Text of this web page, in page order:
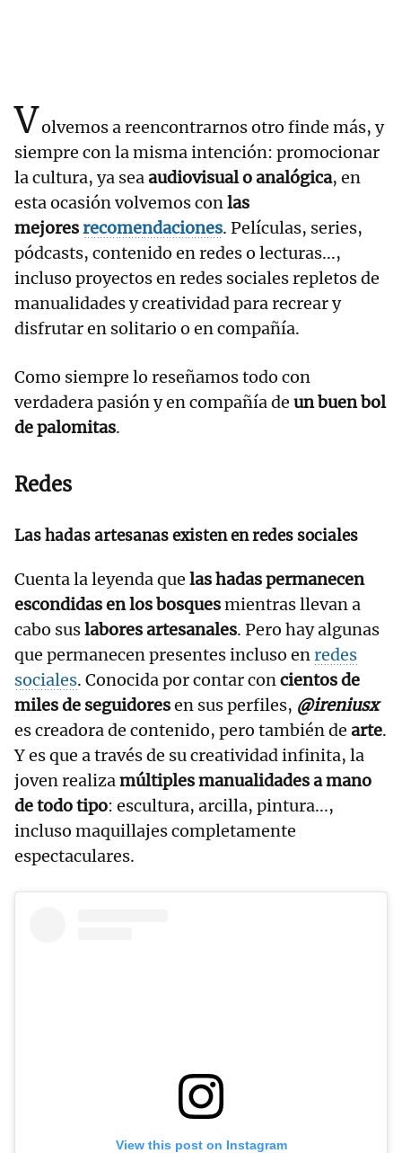
Volvemos a reencontrarnos otro finde más, y
siempre con la misma intención: promocionar
la cultura, ya seaaudiovisual o analógica, en
esta ocasión volvemos conlas
mejoresrecomendaciones. Películas, series,
pódcasts, contenido en redes o lecturas...,
incluso proyectos en redes sociales repletos de
manualidades y creatividad para recrear y
disfrutar en solitario o en compañía.
Como siempre lo reseñamos todo con
verdadera pasión y en compañía de un buen bol
de palomitas.
Redes
Las hadas artesanas existen en redes sociales
Cuenta la leyenda que las hadas permanecen
escondidas en los bosquesmientras llevan a
cabo suslabores artesanales. Pero hay algunas
que permanecen presentes incluso enredes
sociales. Conocida por contar concientos de
miles de seguidoresen sus perfiles, @ireniusx
es creadora de contenido, pero también de arte.
Y es que a través de su creatividad infinita, la
joven realizamúltiples manualidades a mano
de todo tipo: escultura, arcilla, pintura...,
incluso maquillajes completamente
espectaculares.
View this post on Instagram